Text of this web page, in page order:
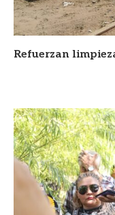
Refuerzan